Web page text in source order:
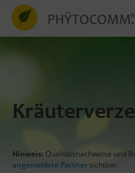
Hinweis: Qualitätsnachweise und
angemeldete Partner sichtbar.